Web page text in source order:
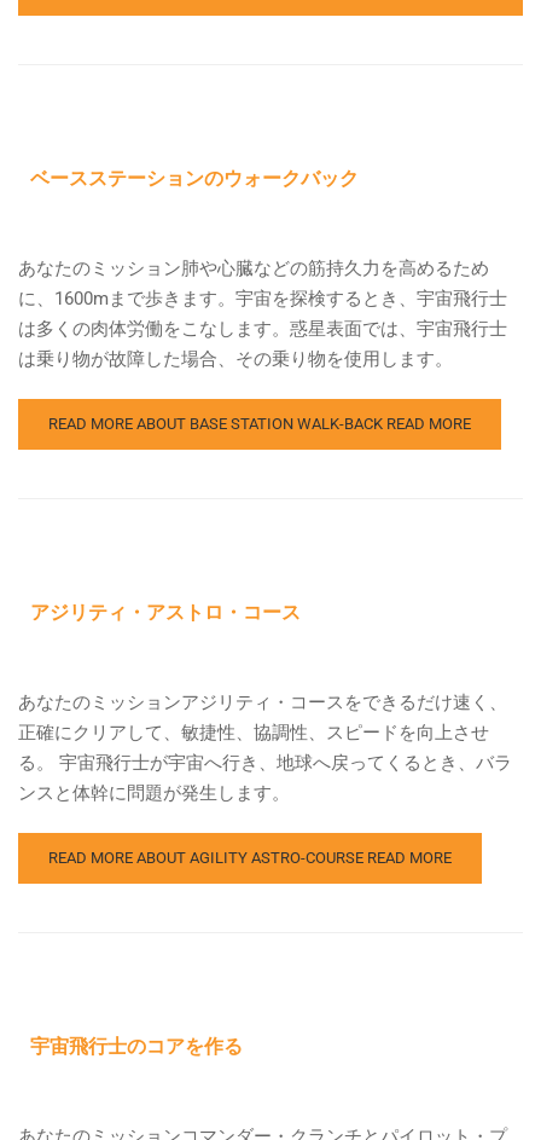
ベースステーションのウォークバック
あなたのミッション肺や心臓などの筋持久力を高めるため
に、1600mまで歩きます。宇宙を探検するとき、宇宙飛行士
は多くの肉体労働をこなします。惑星表面では、宇宙飛行士
は乗り物が故障した場合、その乗り物を使用します。
READ MORE ABOUT BASE STATION WALK-BACK READ MORE
アジリティ・アストロ・コース
あなたのミッションアジリティ・コースをできるだけ速く、
正確にクリアして、敏捷性、協調性、スピードを向上させ
る。 宇宙飛行士が宇宙へ行き、地球へ戻ってくるとき、バラ
ンスと体幹に問題が発生します。
READ MORE ABOUT AGILITY ASTRO-COURSE READ MORE
宇宙飛行士のコアを作る